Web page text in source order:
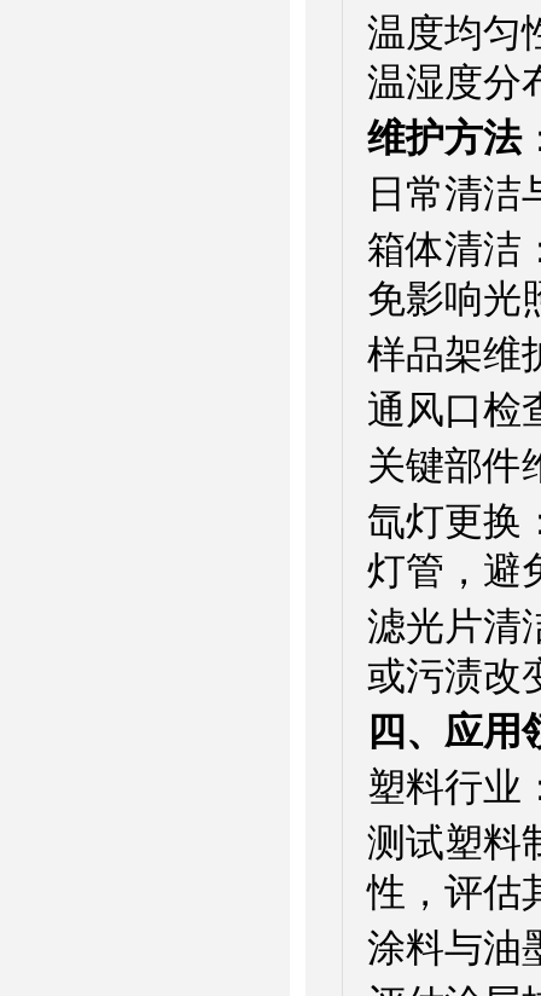
温度均匀
温湿度分
维护方法
日常清洁
箱体清洁
免影响光
样品架维
通风口检
关键部件
氙灯更换
灯管，避
滤光片清
或污渍改
四、应用
塑料行业
测试塑料
性，评估
涂料与油